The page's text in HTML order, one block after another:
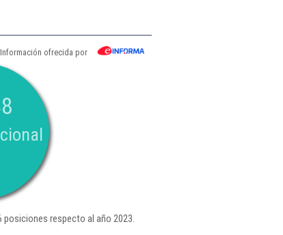
Información ofrecida por
posiciones respecto al año 2023.